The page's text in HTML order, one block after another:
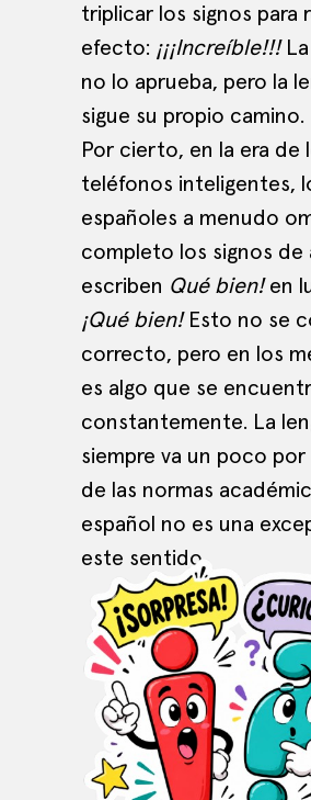
triplicar los signos para
efecto: ¡¡¡Increíble!!!La
no lo aprueba, pero la
sigue su propio camino.
Por cierto, en la era de
teléfonos inteligentes,
españoles a menudo
completo los signos de
escriben Qué bien!en
¡Qué bien!Esto no se
correcto, pero en los
es algo que se
constantemente. La
siempre va un poco
de las normas
español no es una
este sentido.